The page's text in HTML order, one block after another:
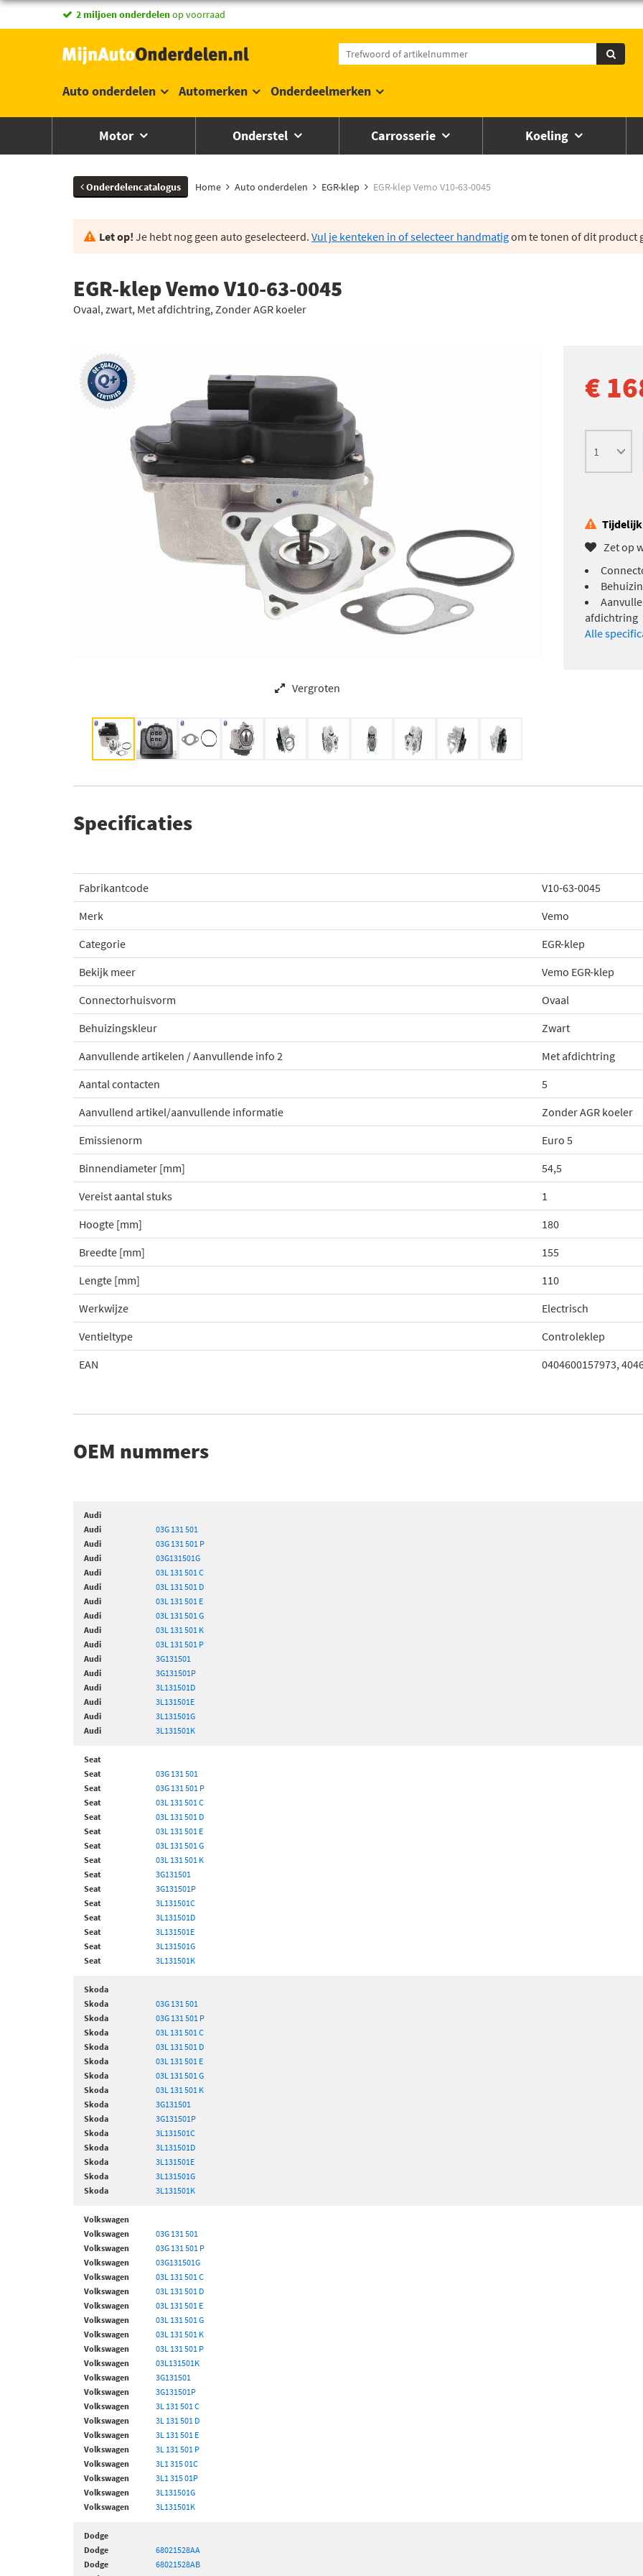
vandaag besteld,morgen in huis *
Auto onderdelen Automerken Onderdeelmerken
Motor Onderstel Carrosserie Koeling
Onderdelencatalogus Home Auto onderdelen EGR-klep EGR-klep Vemo V10-63-0045
Let op! Je hebt nog geen auto geselecteerd. Vul je kenteken in of selecteer handmatigom te tonen of dit product
EGR-klep Vemo V10-63-0045
Ovaal, zwart, Met afdichtring, Zonder AGR koeler
Vergroten
€
Zet op
afdichtring
Alle
Specificaties
Fabrikantcode
V10-63-0045
Merk
Vemo
Categorie
EGR-klep
Bekijk meer
Vemo EGR-klep
Connectorhuisvorm
Ovaal
Behuizingskleur
Zwart
Aanvullende artikelen / Aanvullende info 2
Met afdichtring
Aantal contacten
5
Aanvullend artikel/aanvullende informatie
Zonder AGR koeler
Emissienorm
Euro 5
Binnendiameter [mm]
54,5
Vereist aantal stuks
1
Hoogte [mm]
180
Breedte [mm]
155
Lengte [mm]
110
Werkwijze
Electrisch
Ventieltype
Controleklep
EAN
0404600157973,
OEM nummers
Audi
Audi
03G 131 501
Audi
03G 131 501 P
Audi
03G131501G
Audi
03L 131 501 C
Audi
03L 131 501 D
Audi
03L 131 501 E
Audi
03L 131 501 G
Audi
03L 131 501 K
Audi
03L 131 501 P
Audi
3G131501
Audi
3G131501P
Audi
3L131501D
Audi
3L131501E
Audi
3L131501G
Audi
3L131501K
Seat
Seat
03G 131 501
Seat
03G 131 501 P
Seat
03L 131 501 C
Seat
03L 131 501 D
Seat
03L 131 501 E
Seat
03L 131 501 G
Seat
03L 131 501 K
Seat
3G131501
Seat
3G131501P
Seat
3L131501C
Seat
3L131501D
Seat
3L131501E
Seat
3L131501G
Seat
3L131501K
Skoda
Skoda
03G 131 501
Skoda
03G 131 501 P
Skoda
03L 131 501 C
Skoda
03L 131 501 D
Skoda
03L 131 501 E
Skoda
03L 131 501 G
Skoda
03L 131 501 K
Skoda
3G131501
Skoda
3G131501P
Skoda
3L131501C
Skoda
3L131501D
Skoda
3L131501E
Skoda
3L131501G
Skoda
3L131501K
Volkswagen
Volkswagen
03G 131 501
Volkswagen
03G 131 501 P
Volkswagen
03G131501G
Volkswagen
03L 131 501 C
Volkswagen
03L 131 501 D
Volkswagen
03L 131 501 E
Volkswagen
03L 131 501 G
Volkswagen
03L 131 501 K
Volkswagen
03L 131 501 P
Volkswagen
03L131501K
Volkswagen
3G131501
Volkswagen
3G131501P
Volkswagen
3L 131 501 C
Volkswagen
3L 131 501 D
Volkswagen
3L 131 501 E
Volkswagen
3L 131 501 P
Volkswagen
3L1 315 01C
Volkswagen
3L1 315 01P
Volkswagen
3L131501G
Volkswagen
3L131501K
Dodge
Dodge
68021528AA
Dodge
68021528AB